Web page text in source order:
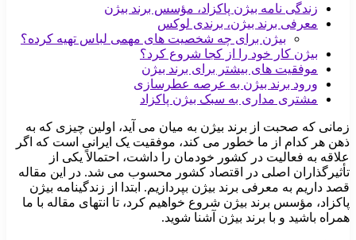
زندگی نامه بیژن پاکزاد، مؤسس برند بیژن
معرفی برند بیژن، برندی لوکس
بیژن برای چه شخصیت های مهمی لباس تهیه کرده؟
بیژن کار خود را از کجا شروع کرد؟
موفقیت های بیشتر برای برند بیژن
ورود برند بیژن به عرصه عطرسازی
مشتری مداری به سبک بیژن پاکزاد
زمانی که صحبت از برند بیژن به میان می آید، اولین چیزی که به
ذهن هر کدام از ما خطور می کند، موفقیت یک ایرانی است که اگر
علاقه به فعالیت در کشور خودمان را داشت، احتمالاً یکی از
تأثیرگذاران اصلی در اقتصاد کشور محسوب می شد. در این مقاله
قصد داریم به معرفی برند بیژن بپردازیم. ابتدا از زندگینامه بیژن
پاکزاد، مؤسس برند بیژن شروع خواهیم کرد، تا انتهای مقاله با ما
همراه باشید و با برند بیژن آشنا شوید.